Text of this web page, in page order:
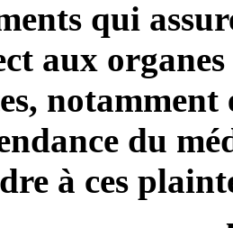
qui
aux
notamment
du
à ces